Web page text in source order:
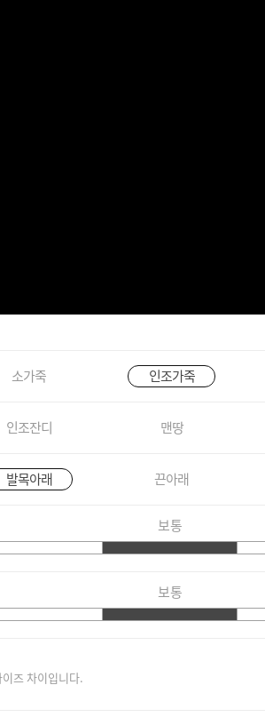
소가죽 인조가죽
인조잔디 맨땅
발목아래 끈아래
보통
보통
즈 차이입니다.